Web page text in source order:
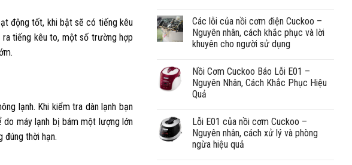
động tốt, khi bật sẽ có tiếng kêu
ra tiếng kêu to, một số trường hợp
lạnh. Khi kiểm tra dàn lạnh bạn
do máy lạnh bị bám một lượng lớn
đúng thời hạn.
Các lỗi của nồi cơm điện Cuckoo –
Nguyên nhân, cách khắc phục và lời
khuyên cho người sử dụng
Nồi Cơm Cuckoo Báo Lỗi E01 –
Nguyên Nhân, Cách Khắc Phục Hiệu
Quả
Lỗi E01 của nồi cơm Cuckoo –
Nguyên nhân, cách xử lý và phòng
ngừa hiệu quả